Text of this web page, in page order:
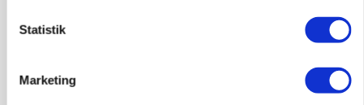
Statistik
Marketing